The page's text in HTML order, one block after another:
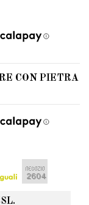
CON PIETRA